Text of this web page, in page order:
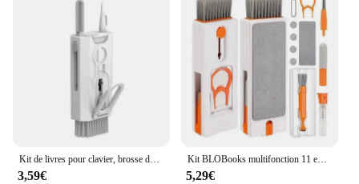
Kit de livres pour clavier, brosse de nettoyage pour écouteurs, outils pour AirPods, ordinateur, tablette, ordinateur portable, écran de télévision, téléphone portable, 8 en 1
3,59€
Kit BLOBooks multifonction 11 en 1, clavier portable, casque, ordinateur, téléphone, appareil photo, tablette, éjecteur de carte SIM, capuchon de touche
5,29€